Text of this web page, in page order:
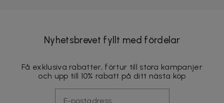
Nyhetsbrevet fyllt med fördelar
Få exklusiva rabatter, förtur till stora kampanjer
och upp till 10% rabatt på ditt nästa köp